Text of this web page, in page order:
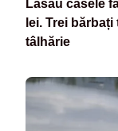
Lăsau casele
lei. Trei
tâlhărie